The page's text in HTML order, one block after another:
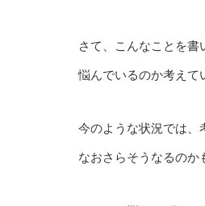
さて、こんなことを書
悩んでいるのか考えて
今のような状況では、
なおさらそうなるのか